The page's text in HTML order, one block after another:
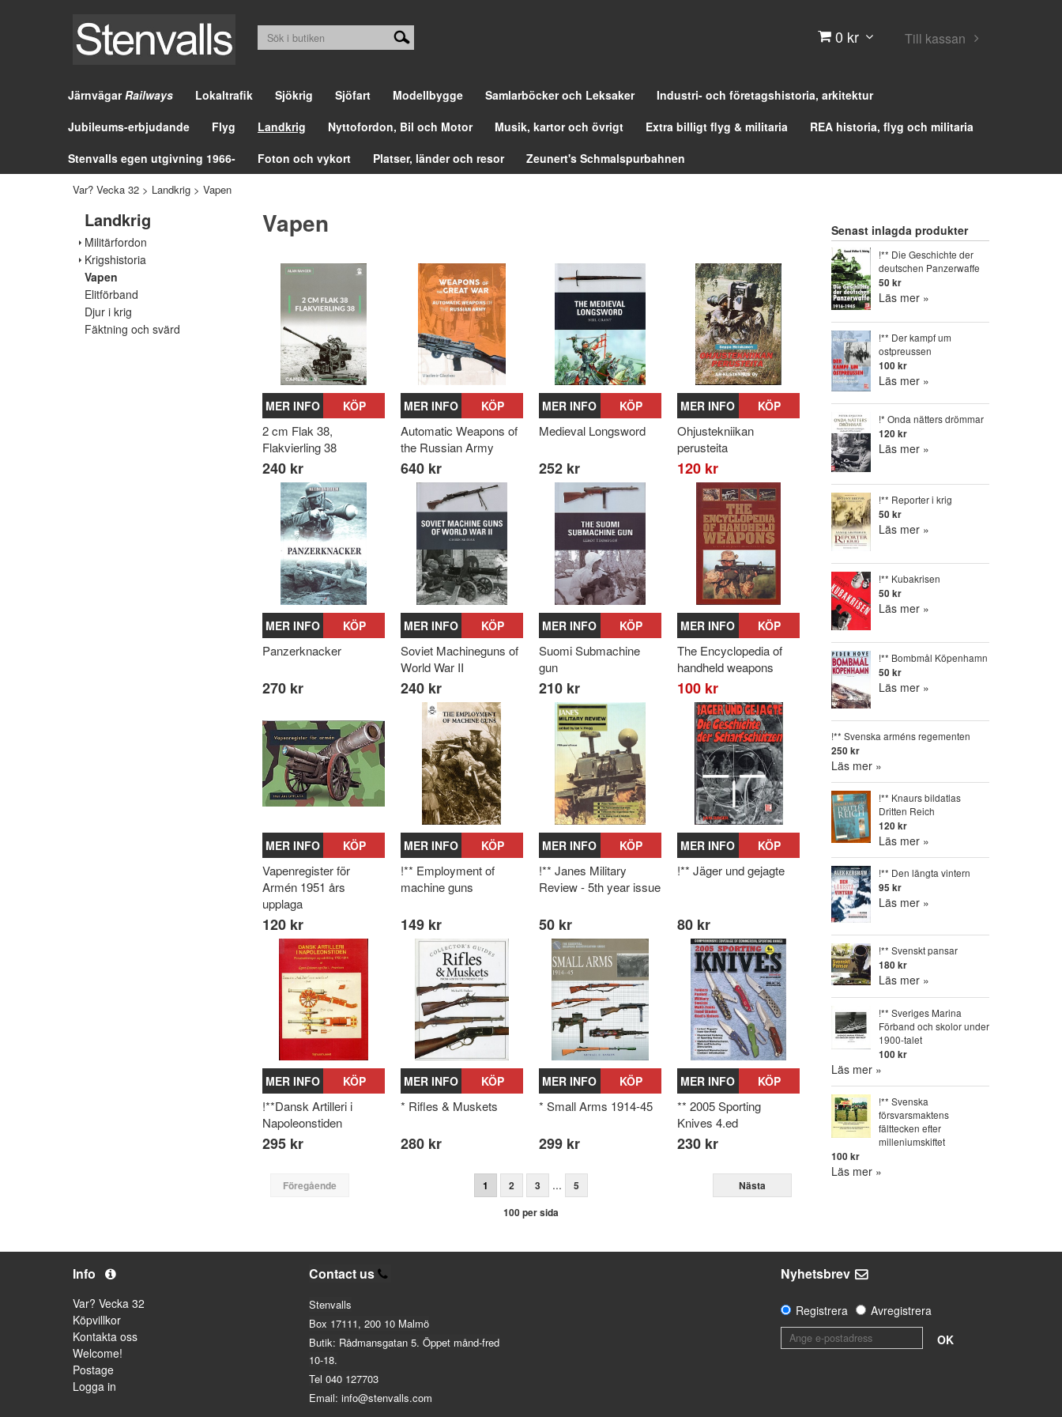
0 kr Till kassan
JärnvägarRailways Lokaltrafik Sjökrig Sjöfart Modellbygge Samlarböcker och Leksaker
Industri- och företagshistoria, arkitektur
Jubileums-erbjudande
Flyg Landkrig Nyttofordon, Bil och Motor Musik, kartor och övrigt Extra billigt flyg & militaria
REA historia, flyg och militaria
Stenvalls egen utgivning 1966-
Foton och vykort Platser, länder och resor Zeunert's Schmalspurbahnen
Var? Vecka 32 > Landkrig > Vapen
Landkrig
Militärfordon
Krigshistoria
Vapen
Elitförband
Djur i krig
Fäktning och svärd
Vapen
MER INFO KÖP
2 cm Flak 38,
Flakvierling 38
240 kr
MER INFO KÖP
Automatic Weapons of
the Russian Army
640 kr
MER INFO KÖP
Medieval Longsword
252 kr
MER INFO KÖP
Ohjustekniikan
perusteita
120 kr
MER INFO KÖP
Panzerknacker
270 kr
MER INFO KÖP
Soviet Machineguns of
World War II
240 kr
MER INFO KÖP
Suomi Submachine
gun
210 kr
MER INFO KÖP
The Encyclopedia of
handheld weapons
100 kr
MER INFO KÖP
Vapenregister för
Armén 1951 års
upplaga
120 kr
MER INFO KÖP
!** Employment of
machine guns
149 kr
MER INFO KÖP
!** Janes Military
Review - 5th year issue
50 kr
MER INFO KÖP
!** Jäger und gejagte
80 kr
MER INFO KÖP
!**Dansk Artilleri i
Napoleonstiden
295 kr
MER INFO KÖP
* Rifles & Muskets
280 kr
MER INFO KÖP
* Small Arms 1914-45
299 kr
MER INFO KÖP
** 2005 Sporting
Knives 4.ed
230 kr
Föregående 1 2 3 ... 5
Nästa
100 per sida
Senast inlagda produkter
!** Die Geschichte der
deutschen Panzerwaffe
50 kr
Läs mer »
!** Der kampf um
ostpreussen
100 kr
Läs mer »
!* Onda nätters drömmar
120 kr
Läs mer »
!** Reporter i krig
50 kr
Läs mer »
!** Kubakrisen
50 kr
Läs mer »
!** Bombmål Köpenhamn
50 kr
Läs mer »
!** Svenska arméns regementen
250 kr
Läs mer »
!** Knaurs bildatlas
Dritten Reich
120 kr
Läs mer »
!** Den längta vintern
95 kr
Läs mer »
!** Svenskt pansar
180 kr
Läs mer »
!** Sveriges Marina
Förband och skolor under
1900-talet
100 kr
Läs mer »
!** Svenska
försvarsmaktens
fälttecken efter
milleniumskiftet
100 kr
Läs mer »
Info
Var? Vecka 32
Köpvillkor
Kontakta oss
Welcome!
Postage
Logga in
Contact us
Stenvalls
Box 17111, 200 10 Malmö
Butik: Rådmansgatan 5. Öppet månd-fred
10-18.
Tel 040 127703
Email: info@stenvalls.com
Nyhetsbrev
Registrera
Avregistrera
OK